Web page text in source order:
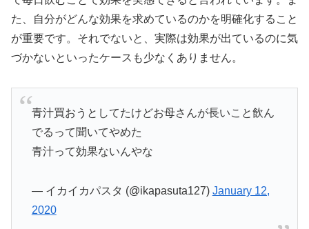
た、自分がどんな効果を求めているのかを明確化すること
が重要です。それでないと、実際は効果が出ているのに気
づかないといったケースも少なくありません。
青汁買おうとしてたけどお母さんが長いこと飲ん
でるって聞いてやめた
青汁って効果ないんやな
— イカイカパスタ (@ikapasuta127) January 12,
2020